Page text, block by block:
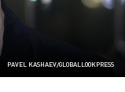
PAVEL KASHAEV/GLOBALLOOKPRESS